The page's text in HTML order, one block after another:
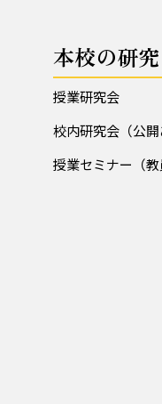
本校の研究
授業研究会
校内研究会（公開
授業セミナー（教